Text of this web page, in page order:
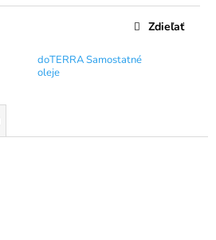
doTERRA Samostatné
oleje
Zdieľať